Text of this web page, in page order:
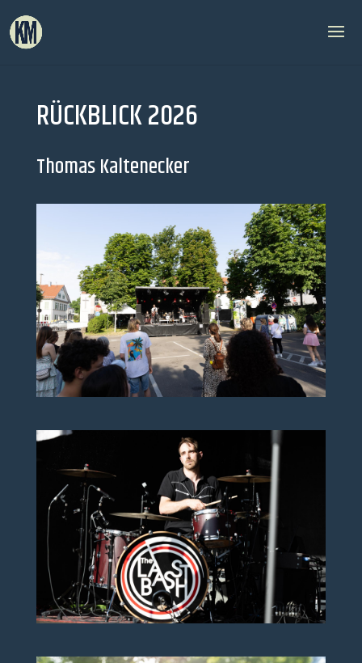
RÜCKBLICK 2026
Thomas Kaltenecker